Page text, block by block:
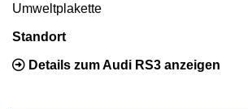
Umweltplakette
Standort
Details zum Audi RS3 anzeigen